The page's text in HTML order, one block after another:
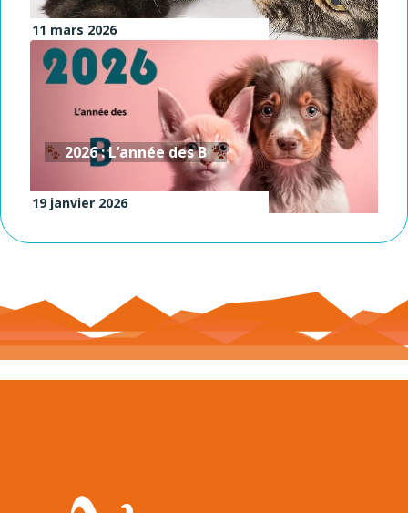
11 mars 2026
2026 : L’année des B
19 janvier 2026